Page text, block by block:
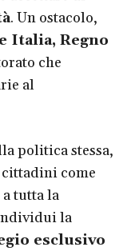
. Un ostacolo,
Italia, Regno
che
al
politica stessa,
come
tutta la
la
esclusivo